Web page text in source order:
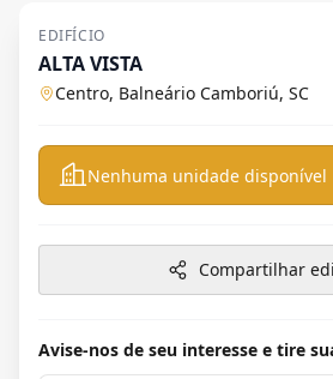
EDIFÍCIO
ALTA VISTA
Centro, Balneário Camboriú, SC
Nenhuma unidade disponível
Compartilhar
Avise-nos de seu interesse e tire